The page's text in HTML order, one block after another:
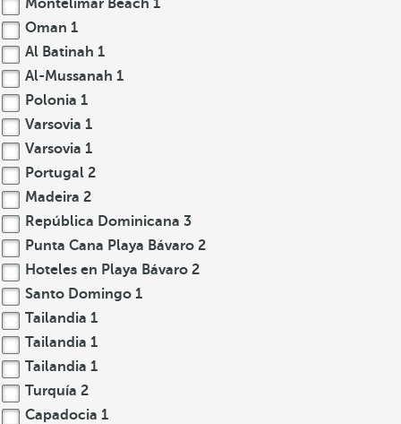
Montelimar Beach 1
Oman 1
Al Batinah 1
Al-Mussanah 1
Polonia 1
Varsovia 1
Varsovia 1
Portugal 2
Madeira 2
República Dominicana 3
Punta Cana Playa Bávaro 2
Hoteles en Playa Bávaro 2
Santo Domingo 1
Tailandia 1
Tailandia 1
Tailandia 1
Turquía 2
Capadocia 1